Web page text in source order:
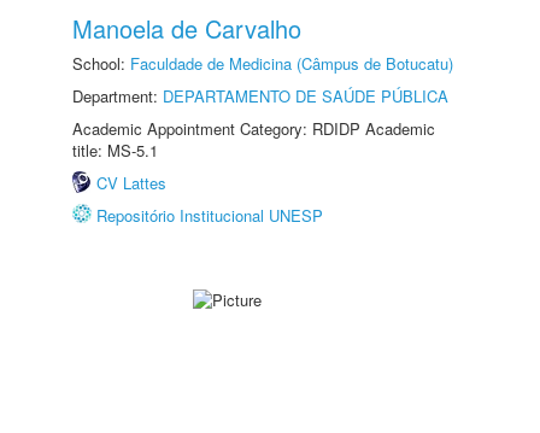
Manoela de Carvalho
School: Faculdade de Medicina (Câmpus de Botucatu)
Department: DEPARTAMENTO DE SAÚDE PÚBLICA
Academic Appointment Category: RDIDP Academic
title: MS-5.1
CV Lattes
Repositório Institucional UNESP